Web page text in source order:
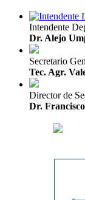
Intendente
Dr. Alejo
Secretario
Tec. Agr.
Director de
Dr.